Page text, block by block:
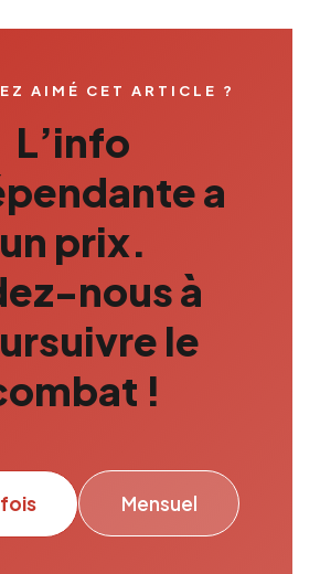
AIMÉ CET ARTICLE ?
L’info
a
un prix.
nous à
le
!
Mensuel